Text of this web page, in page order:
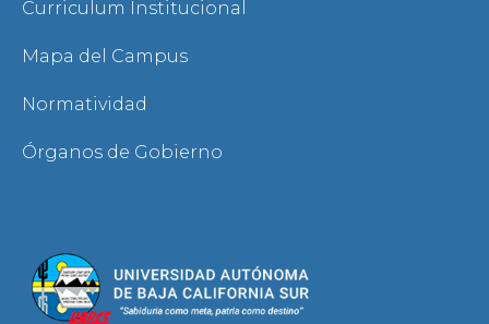
Curriculum Institucional
Mapa del Campus
Normatividad
Órganos de Gobierno